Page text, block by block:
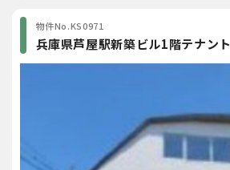
物件No.KS0971
兵庫県芦屋駅新築ビル1階テナント